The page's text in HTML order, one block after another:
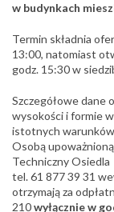
w budynkach
Termin składnia
13:00, natomiast
godz. 15:30 w
Szczegółowe dane
wysokości i formie
istotnych warunków
Osobą
Techniczny Osiedla
tel. 61 877 39 31
otrzymają za
210wyłącznie w